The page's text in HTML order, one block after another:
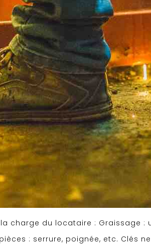
la charge du locataire : Graissage
: serrure, poignée, etc. Clés